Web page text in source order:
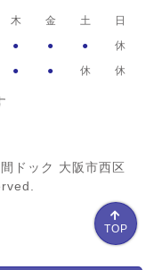
TOP
木 金 土
日
● ● ●
休
● ● 休 休
ドック 大阪市西区